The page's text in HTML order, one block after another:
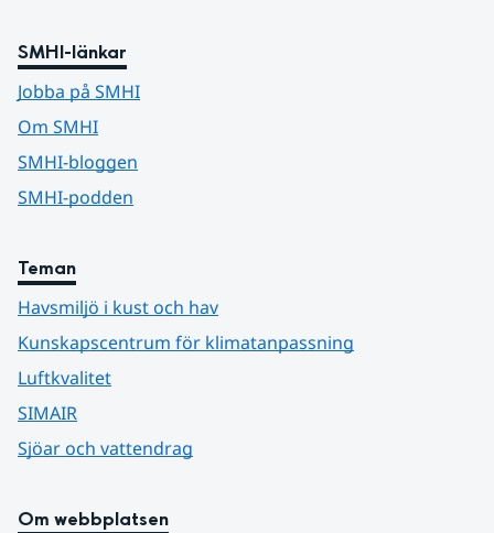
SMHI-länkar
Jobba på SMHI
Om SMHI
SMHI-bloggen
SMHI-podden
Teman
Havsmiljö i kust och hav
Kunskapscentrum för klimatanpassning
Luftkvalitet
SIMAIR
Sjöar och vattendrag
Om webbplatsen